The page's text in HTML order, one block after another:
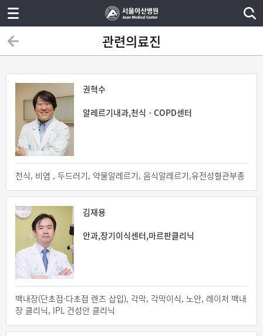
관련의료진
권혁수
알레르기내과,천식ㆍCOPD센터
천식, 비염 , 두드러기, 약물알레르기, 음식알레르기,유전성혈관부종
김재용
안과,장기이식센터,마르판클리닉
백내장(단초점·다초점 렌즈 삽입), 각막, 각막이식, 노안, 레이저 백내
장 클리닉, IPL 건성안 클리닉